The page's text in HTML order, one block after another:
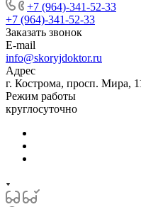
+7 (964)-341-52-33
+7 (964)-341-52-33
Заказать звонок
E-mail
info@skoryjdoktor.ru
Адрес
г. Кострома, просп. Мира,
Режим работы
круглосуточно